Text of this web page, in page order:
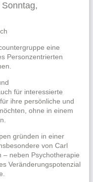
eine
Personzentrierten
für interessierte
ihre persönliche und
ohne in einem
gründen in einer
von Carl
– neben Psychotherapie
Veränderungspotenzial